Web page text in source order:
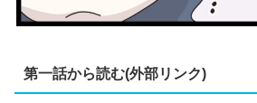
第一話から読む(外部リンク)